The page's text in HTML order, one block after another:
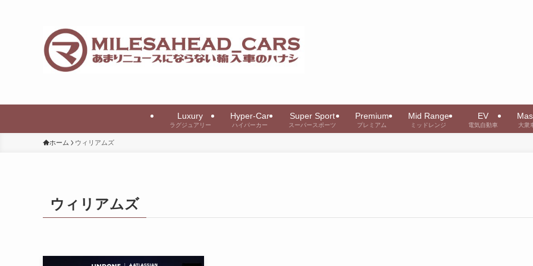
Luxury
ラグジュアリー
Hyper-Car
ハイパーカー
Super Sport
スーパースポーツ
Premium
プレミアム
Mid Range
ミッドレンジ
EV
電気自動車 大衆
ホーム ウィリアムズ
ウィリアムズ